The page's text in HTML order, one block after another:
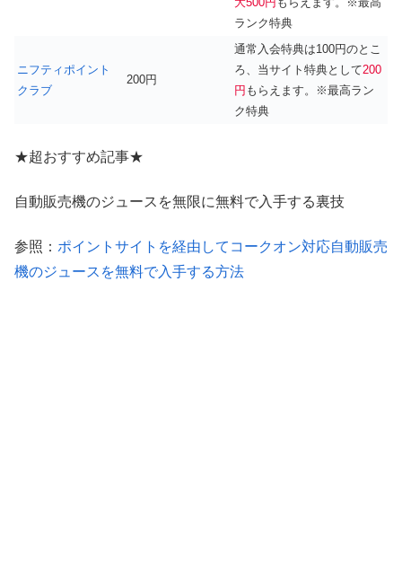
ランク特典
ニフティポイント
クラブ
200円
通常入会特典は100円のとこ
ろ、当サイト特典として200
円 もらえます。※最高ラン
ク特典
★超おすすめ記事★
自動販売機のジュースを無限に無料で入手する裏技
参照： ポイントサイトを経由してコークオン対応自動販売
機のジュースを無料で入手する方法